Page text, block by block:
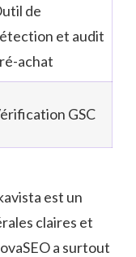
de
et audit
achat
GSC
est un
claires et
a surtout